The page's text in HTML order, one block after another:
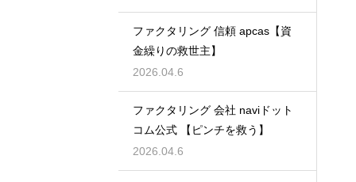
ファクタリング 信頼 apcas【資
金繰りの救世主】
2026.04.6
ファクタリング 会社 naviドット
コム公式 【ピンチを救う】
2026.04.6